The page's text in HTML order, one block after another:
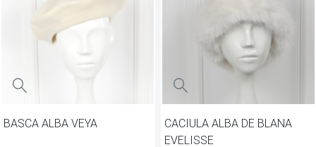
BASCA ALBA VEYA
CACIULA ALBA DE BLANA
EVELISSE